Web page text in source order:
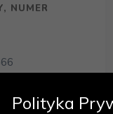
NUMER
Polityka